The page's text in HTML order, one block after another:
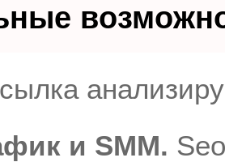
и SMM.